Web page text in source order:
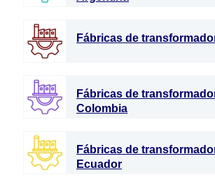
Fábricas de
Fábricas de
Colombia
Fábricas de
Ecuador